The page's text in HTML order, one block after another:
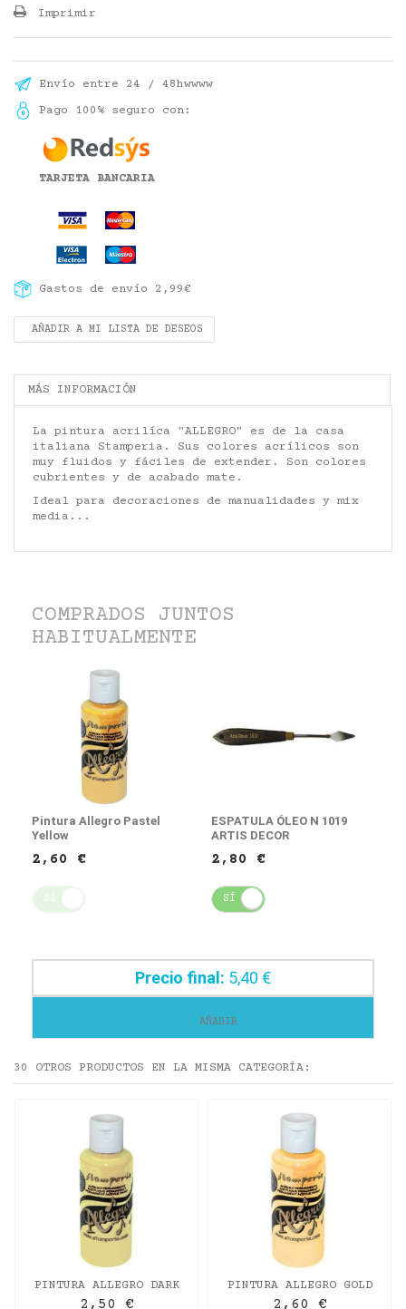
Imprimir
Envío entre 24 / 48hwwww
Pago 100% seguro con:
TARJETA BANCARIA
Gastos de envío 2,99€
AÑADIR A MI LISTA DE DESEOS
MÁS INFORMACIÓN
La pintura acrilíca "ALLEGRO" es de la casa
italiana Stamperia.
Sus colores acrílicos
son
muy fluidos y fáciles de extender .
Son colores
cubrientes y de acabado mate.
Ideal para decoraciones de manualidades y mix
media...
COMPRADOS JUNTOS
HABITUALMENTE
Pintura Allegro Pastel
Yellow
2,60 €
SÍ
ESPATULA ÓLEO N 1019
ARTIS DECOR
2,80 €
SÍ
Precio final: 5,40 €
AÑADIR
30 OTROS PRODUCTOS EN LA MISMA CATEGORÍA:
PINTURA ALLEGRO DARK
IVORY
2,50 €
PINTURA ALLEGRO GOLD
SAND
2,60 €